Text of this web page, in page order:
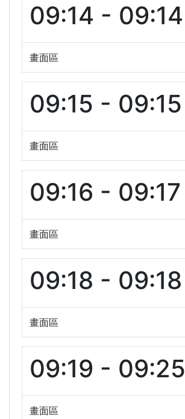
09:14 - 09:14
畫面區
09:15 - 09:15
畫面區
09:16 - 09:17
畫面區
09:18 - 09:18
畫面區
09:19 - 09:25
畫面區